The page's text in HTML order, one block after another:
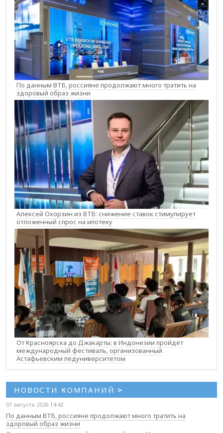
По данным ВТБ, россияне продолжают много тратить на
здоровый образ жизни
Алексей Охорзин из ВТБ: снижение ставок стимулирует
отложенный спрос на ипотеку
От Красноярска до Джакарты: в Индонезии пройдёт
международный фестиваль, организованный
Астафьевским педуниверситетом
НОВОСТИ КОМПАНИЙ >
07 августа 2026 14:42
По данным ВТБ, россияне продолжают много тратить на
здоровый образ жизни